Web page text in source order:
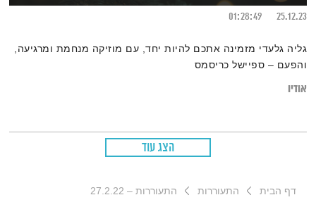
25.12.23
01:28:49
גליה גלעדי מזמינה אתכם להיות יחד, עם מוזיקה מנחמת ומרגיעה,
והפעם – ספיישל כריסמס
אודיו
הצג עוד
דף הבית התעוררות התעוררות – 27.2.22